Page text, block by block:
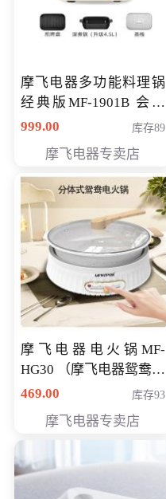
摩飞电器多功能料理锅
经典版MF-1901B 会员
专享价399元
999.00 库存89
摩飞电器专卖店
摩飞电器电火锅MF-
HG30 （摩飞电器鸳鸯锅
MF-HG30 ） 会员专享价
469.00 库存93
摩飞电器专卖店